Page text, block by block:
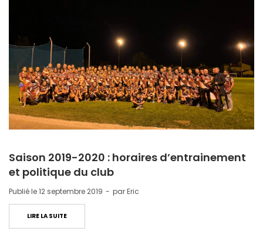
Saison 2019-2020 : horaires d’entrainement
et politique du club
Publié le12 septembre 2019 parEric
LIRE LA SUITE